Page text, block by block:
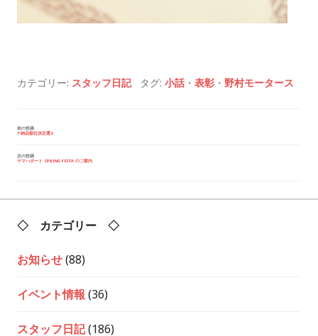
カテゴリー: スタッフ日記 タグ: 小話 ・ 表彰 ・ 野村モータース
投
ビ
前の投稿
納品順位決定選2
次の投稿
ヤマハボート SPRING FESTA のご案内
◇ カテゴリー ◇
お知らせ(88)
イベント情報 (36)
スタッフ日記(186)